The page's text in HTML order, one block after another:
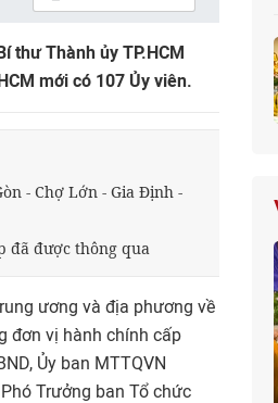
thư Thành ủy TP.HCM
mới có 107 Ủy viên.
- Chợ Lớn - Gia Định -
đã được thông qua
ương và địa phương về
đơn vị hành chính cấp
Ủy ban MTTQVN
Trưởng ban Tổ chức